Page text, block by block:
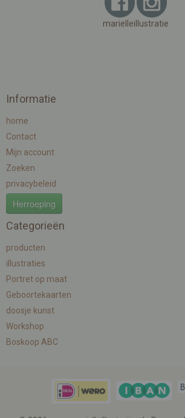
marielleillustratie
Informatie
home
Contact
Mijn account
Zoeken
privacybeleid
Herroeping
Categorieën
producten
illustraties
Portret op maat
Geboortekaarten
doosje kunst
Workshop
Boskoop ABC